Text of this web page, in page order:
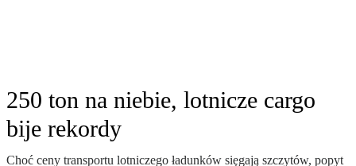
250 ton na niebie, lotnicze cargo
bije rekordy
Choć ceny transportu lotniczego ładunków sięgają szczytów, popyt